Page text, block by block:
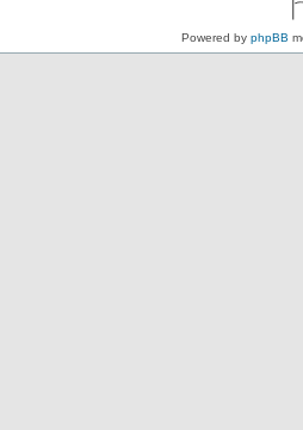
Powered by phpBB